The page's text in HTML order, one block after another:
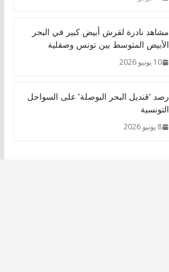
مشاهد نادرة لقرش أبيض كبير في البحر
الأبيض المتوسط بين تونس وصقلية
10 يونيو 2026
رصد ‘قنديل البحر البوصلة’ على السواحل
التونسية
8 يونيو 2026